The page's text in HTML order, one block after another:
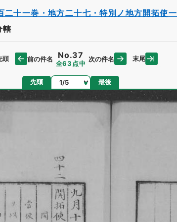
十一巻・地方二十七・特別ノ地方開拓使一
轄
頭 前の件名 No.37
全63点中
次の件名 末尾
先頭 ページ 最後